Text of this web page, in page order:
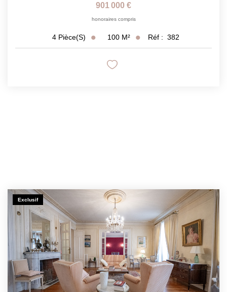
901 000 €
honoraires compris
4 Pièce(s) 100 M² Réf : 382
Exclusif